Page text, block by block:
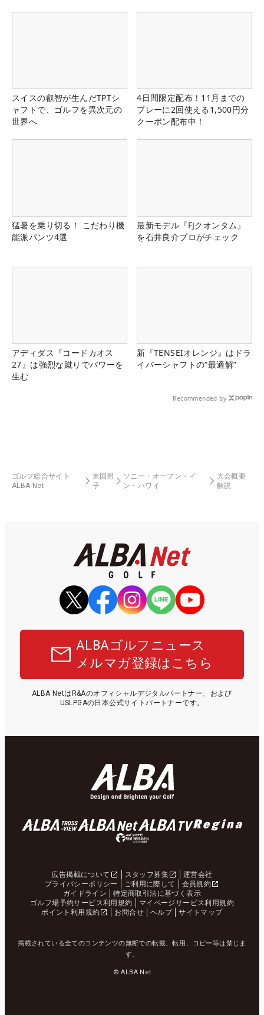
スイスの叡智が生んだTPTシ
ャフトで、ゴルフを異次元の
世界へ
4日間限定配布！11月までの
プレーに2回使える1,500円分
クーポン配布中！
猛暑を乗り切る！ こだわり機
能派パンツ4選
最新モデル『FJクオンタム』
を石井良介プロがチェック
アディダス『コードカオス
27』は強烈な蹴りでパワーを
生む
新『TENSEIオレンジ』はドラ
イバーシャフトの“最適解”
Recommended by
ゴルフ総合サイト
ALBA Net
米国男
子
ソニー・オープン・イ
ン・ハワイ
大会概要
解説
ALBAゴルフニュース
メルマガ登録はこちら
ALBA NetはR&Aのオフィシャルデジタルパートナー、および
USLPGAの日本公式サイトパートナーです。
広告掲載について スタッフ募集
運営会社
プライバシーポリシー
ご利用に際して
会員規約
ガイドライン
特定商取引法に基づく表示
ゴルフ場予約サービス利用規約
マイページサービス利用規約
ポイント利用規約
お問合せ ヘルプ サイトマップ
掲載されている全てのコンテンツの無断での転載、転用、コピー等は禁じま
す。
© ALBA Net